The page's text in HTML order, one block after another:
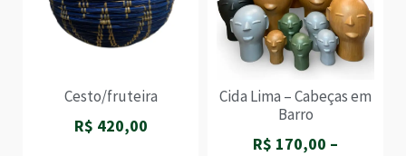
Cesto/fruteira
R$ 420,00
Cida Lima – Cabeças em
Barro
R$ 170,00 –